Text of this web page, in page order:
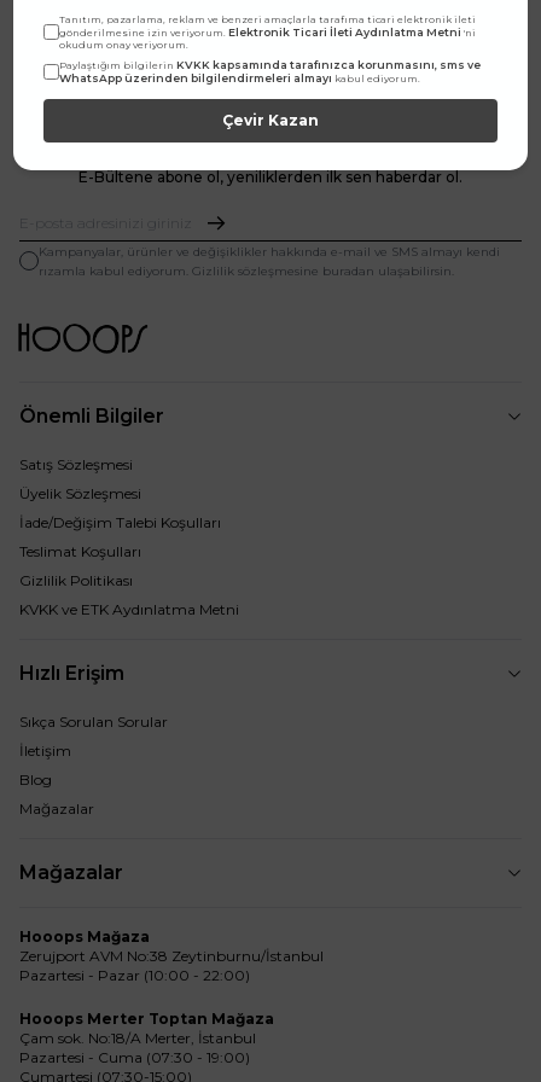
2.899,80TL1.867,30TL
Seçilenleri Sepete Ekle
E-Bültene abone ol, yeniliklerden ilk sen haberdar ol.
Kampanyalar, ürünler ve değişiklikler hakkında e-mail ve SMS almayı kendi
rızamla kabul ediyorum. Gizlilik sözleşmesine buradan ulaşabilirsin.
Önemli Bilgiler
Satış Sözleşmesi
Üyelik Sözleşmesi
İade/Değişim Talebi Koşulları
Teslimat Koşulları
Gizlilik Politikası
KVKK ve ETK Aydınlatma Metni
Hızlı Erişim
Sıkça Sorulan Sorular
İletişim
Blog
Mağazalar
Mağazalar
Hooops Mağaza
Zerujport AVM No:38 Zeytinburnu/İstanbul
Pazartesi - Pazar (10:00 - 22:00)
Hooops Merter Toptan Mağaza
Çam sok. No:18/A Merter, İstanbul
Pazartesi - Cuma (07:30 - 19:00)
Cumartesi (07:30-15:00)
Tanıtım, pazarlama, reklam ve benzeri amaçlarla tarafıma ticari elektronik ileti
gönderilmesine izin veriyorum.Elektronik Ticari İleti Aydınlatma Metni 'ni
okudum onay veriyorum.
Paylaştığım bilgilerinKVKK kapsamında tarafınızca korunmasını, sms ve
WhatsApp üzerinden bilgilendirmeleri almayı kabul ediyorum.
Çevir Kazan